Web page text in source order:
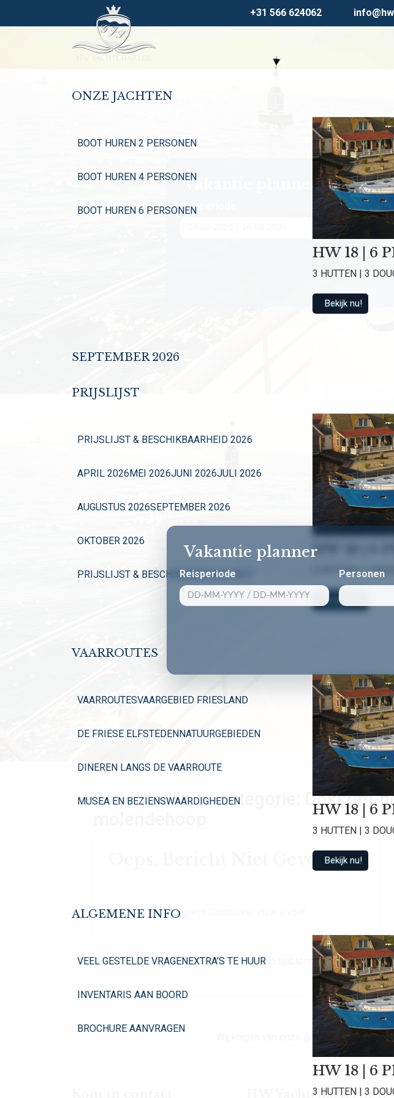
+31 566 624062
Vakantie planner
Reisperiode
Personen
ONZE JACHTEN
BOOT HUREN 2 PERSONEN
BOOT HUREN 4 PERSONEN
BOOT HUREN 6 PERSONEN
HW 18 | 6
3 HUTTEN | 3
Bekijk nu!
SEPTEMBER 2026
PRIJSLIJST
PRIJSLIJST & BESCHIKBAARHEID 2026
APRIL 2026MEI 2026JUNI 2026JULI 2026
AUGUSTUS 2026SEPTEMBER 2026
OKTOBER 2026
PRIJSLIJST & BESCHIKBAARHEID 2027
HW 18 | 6
3 HUTTEN | 3
Bekijk nu!
VAARROUTES
VAARROUTESVAARGEBIED FRIESLAND
DE FRIESE ELFSTEDEN NATUURGEBIEDEN
DINEREN LANGS DE VAARROUTE
MUSEA EN BEZIENSWAARDIGHEDEN HW 18 | 6
3 HUTTEN | 3
Bekijk nu!
ALGEMENE INFO
VEEL GESTELDE VRAGENEXTRA’S TE HUUR
INVENTARIS AAN BOORD
BROCHURE AANVRAGEN
HW 18 | 6
3 HUTTEN | 3
Vakantie planner
Reisperiode
Personen
Berichten in de categorie:
Dokkum-
Oeps, Bericht Niet Gevonden
Oh Oh. Er mist nog iets. Controleer jouw invoer.
Dit is de foutmelding in het archive.php sjabloon.
Wij krijgen van onze gasten een
HW Yachtcharter B.V.